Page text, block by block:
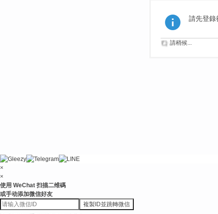
請先登錄
請稍候...
×
×
使用 WeChat 扫描二维碼
或手动添加微信好友
複製ID並跳轉微信